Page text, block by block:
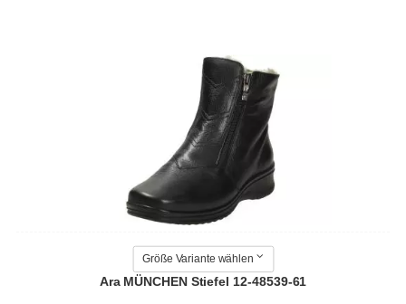
Größe Variante wählen
Ara MÜNCHEN Stiefel 12-48539-61